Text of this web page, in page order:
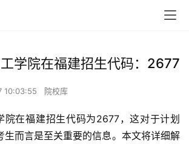
学院在福建招生代码：2677
10:03:55 院校库
生而言是至关重要的信息。本文将详细解